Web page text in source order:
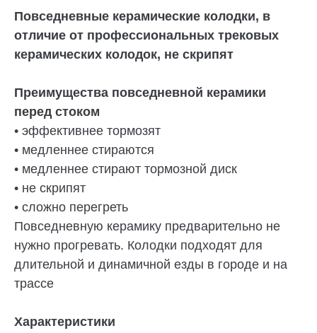
Повседневные керамические колодки, в
отличие от профессиональных трековых
керамических колодок, не скрипят
Преимущества повседневной керамики
перед стоком
• эффективнее тормозят
• медленнее стираются
• медленнее стирают тормозной диск
• не скрипят
• сложно перегреть
Повседневную керамику предварительно не
нужно прогревать. Колодки подходят для
длительной и динамичной езды в городе и на
трассе
Характеристики